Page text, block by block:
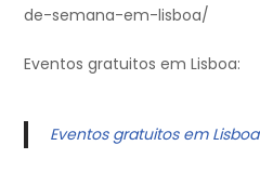
de-semana-em-lisboa/
Eventos gratuitos em Lisboa:
Eventos gratuitos em Lisboa